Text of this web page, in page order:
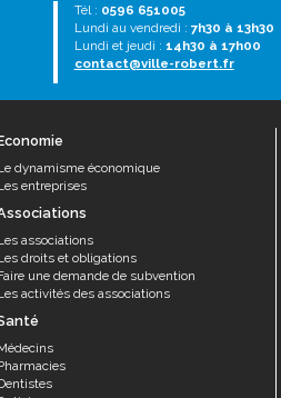
Tél : 0596 651005
Lundi au vendredi : 7h30 à 13h30
Lundi et jeudi : 14h30 à 17h00
contact@ville-robert.fr
dynamisme économique
entreprises
associations
droits et obligations
une demande de subvention
activités des associations